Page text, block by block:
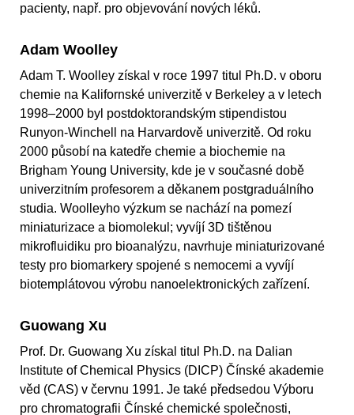
pacienty, např. pro objevování nových léků.
Adam Woolley
Adam T. Woolley získal v roce 1997 titul Ph.D. v oboru
chemie na Kalifornské univerzitě v Berkeley a v letech
1998–2000 byl postdoktorandským stipendistou
Runyon-Winchell na Harvardově univerzitě. Od roku
2000 působí na katedře chemie a biochemie na
Brigham Young University, kde je v současné době
univerzitním profesorem a děkanem postgraduálního
studia. Woolleyho výzkum se nachází na pomezí
miniaturizace a biomolekul; vyvíjí 3D tištěnou
mikrofluidiku pro bioanalýzu, navrhuje miniaturizované
testy pro biomarkery spojené s nemocemi a vyvíjí
biotemplátovou výrobu nanoelektronických zařízení.
Guowang Xu
Prof. Dr. Guowang Xu získal titul Ph.D. na Dalian
Institute of Chemical Physics (DICP) Čínské akademie
věd (CAS) v červnu 1991. Je také předsedou Výboru
pro chromatografii Čínské chemické společnosti,